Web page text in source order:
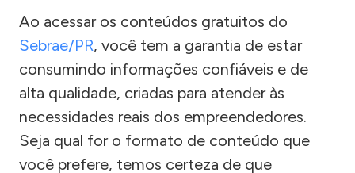
Ao acessar os conteúdos gratuitos do
Sebrae/PR, você tem a garantia de estar
consumindo informações confiáveis e de
alta qualidade, criadas para atender às
necessidades reais dos empreendedores.
Seja qual for o formato de conteúdo que
você prefere, temos certeza de que